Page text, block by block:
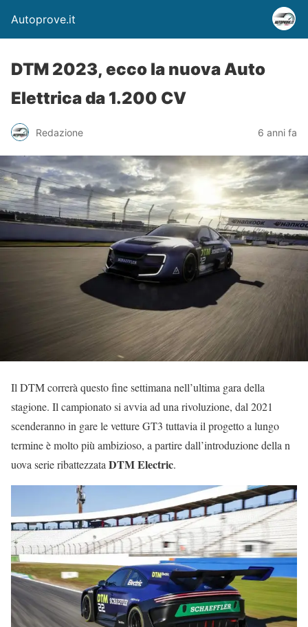
Autoprove.it
DTM 2023, ecco la nuova Auto
Elettrica da 1.200 CV
Redazione 6 anni fa
Il DTM correrà questo fine settimana nell’ultima gara della
stagione. Il campionato si avvia ad una rivoluzione, dal 2021
scenderanno in gare le vetture GT3 tuttavia il progetto a lungo
termine è molto più ambizioso, a partire dall’introduzione della n
uova serie ribattezzata DTM Electric.